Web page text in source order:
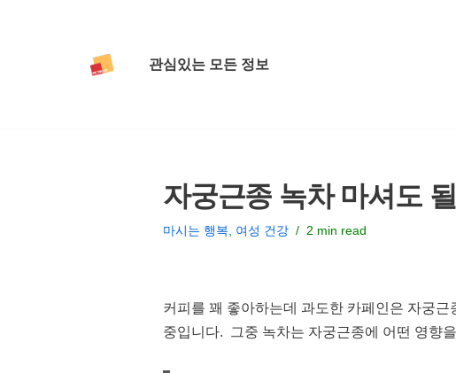
관심있는 모든 정보
자궁근종 녹차 마셔도
마시는 행복 여성 건강 2 min read
커피를 꽤 좋아하는데 과도한 카페인은 자궁
중입니다. 그중 녹차는 자궁근종에 어떤 영향